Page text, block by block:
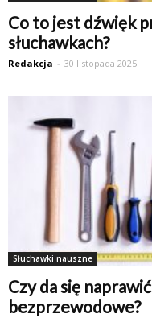
Co to jest dźwięk
słuchawkach?
Redakcja - 30 listopada 2025
Słuchawki nauszne
Czy da się
bezprzewodowe?